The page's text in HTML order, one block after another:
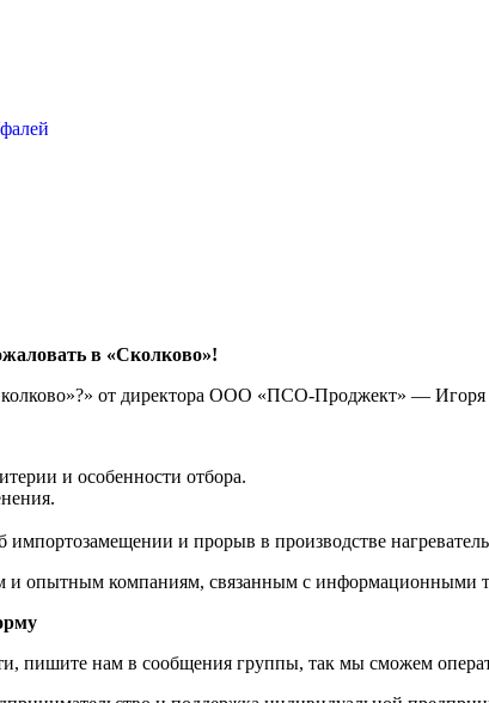
в «Сколково»!
от директора ООО «ПСО-Проджект» —
и особенности отбора.
и прорыв в производстве
и опытным компаниям, связанным с информационными
пишите нам в сообщения группы, так мы сможем